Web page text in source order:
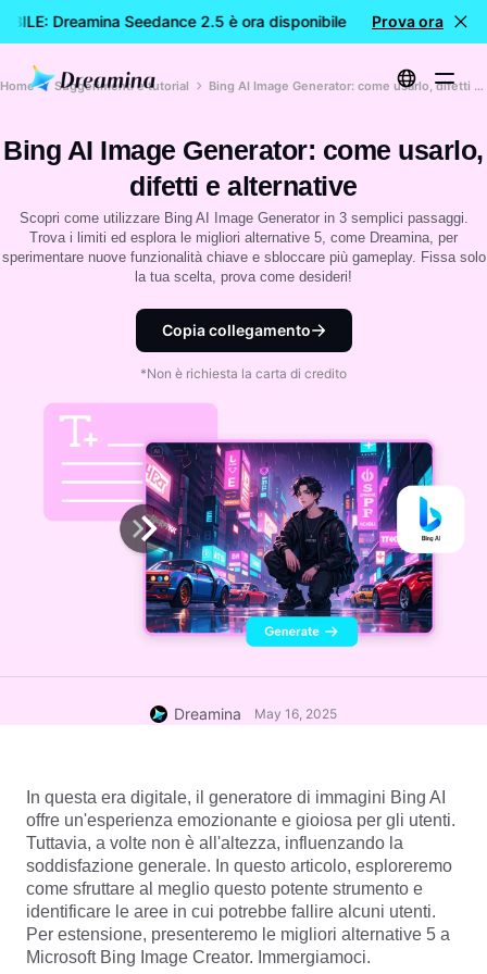
Dreamina Seedance 2.5 è ora disponibile 🎉 Nuovo
Prova ora
Home Suggerimenti e tutorial Bing AI Image Generator: come usarlo, difetti e alternative
Bing AI Image Generator: come usarlo,
difetti e alternative
Scopri come utilizzare Bing AI Image Generator in 3 semplici passaggi.
Trova i limiti ed esplora le migliori alternative 5, come Dreamina, per
sperimentare nuove funzionalità chiave e sbloccare più gameplay. Fissa solo
la tua scelta, prova come desideri!
Copia collegamento
*Non è richiesta la carta di credito
Dreamina May 16, 2025
In questa era digitale, il generatore di immagini Bing AI
offre un'esperienza emozionante e gioiosa per gli utenti.
Tuttavia, a volte non è all'altezza, influenzando la
soddisfazione generale. In questo articolo, esploreremo
come sfruttare al meglio questo potente strumento e
identificare le aree in cui potrebbe fallire alcuni utenti.
Per estensione, presenteremo le migliori alternative 5 a
Microsoft Bing Image Creator. Immergiamoci.